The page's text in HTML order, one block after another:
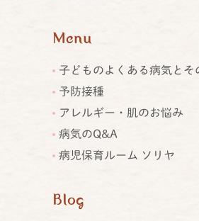
Menu
子どものよくある病気とそ
予防接種
アレルギー・肌のお悩み
病気のQ&A
病児保育ルーム ソリヤ
Blog